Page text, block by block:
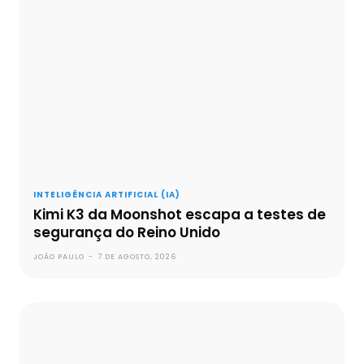
INTELIGÊNCIA ARTIFICIAL (IA)
Kimi K3 da Moonshot escapa a testes de
segurança do Reino Unido
JOÃO PAULO - 7 DE AGOSTO, 2026